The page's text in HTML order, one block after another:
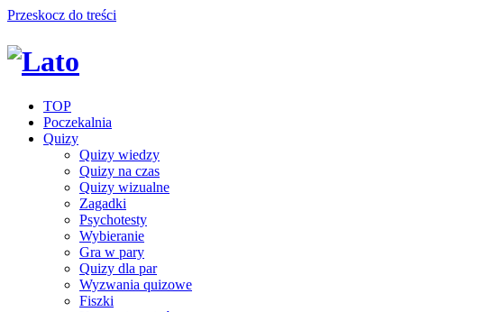
Przeskocz do treści
TOP
Poczekalnia
Quizy
Quizy wiedzy
Quizy na czas
Quizy wizualne
Zagadki
Psychotesty
Wybieranie
Gra w pary
Quizy dla par
Wyzwania quizowe
Fiszki